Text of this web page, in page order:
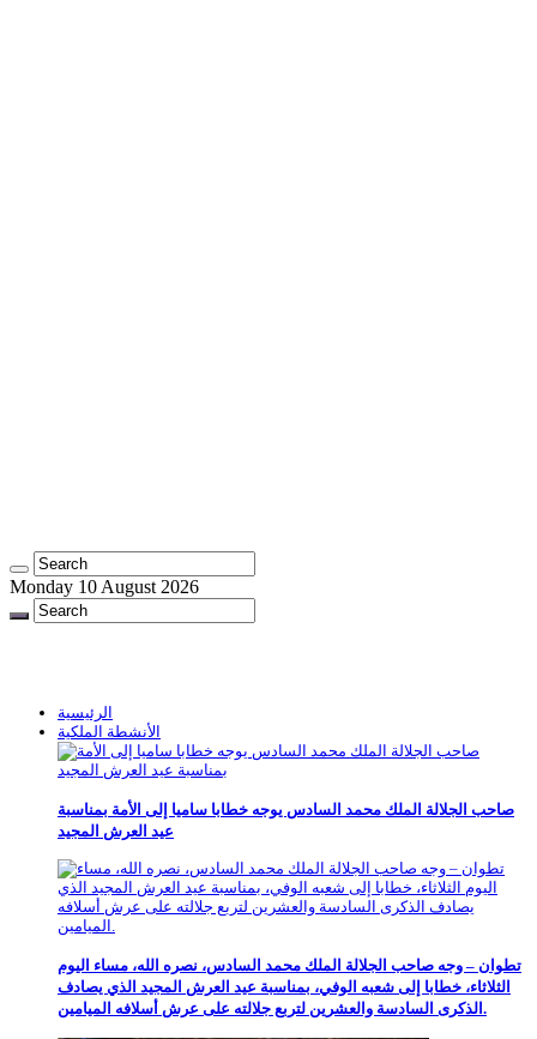
Monday 10 August 2026
الرئيسية
الأنشطة الملكية
صاحب الجلالة الملك محمد السادس يوجه خطابا ساميا إلى الأمة بمناسبة
عيد العرش المجيد
تطوان – وجه صاحب الجلالة الملك محمد السادس، نصره الله، مساء اليوم
الثلاثاء، خطابا إلى شعبه الوفي، بمناسبة عيد العرش المجيد الذي يصادف
الذكرى السادسة والعشرين لتربع جلالته على عرش أسلافه الميامين.